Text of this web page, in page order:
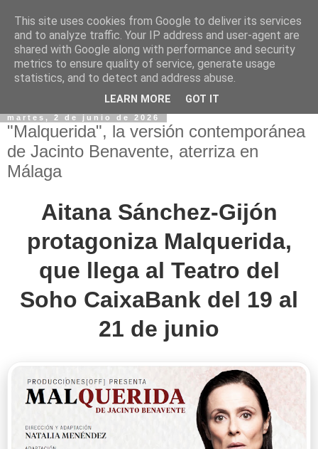
martes, 2 de junio de 2026
"Malquerida", la versión contemporánea
de Jacinto Benavente, aterriza en
Málaga
Aitana Sánchez-Gijón
protagoniza Malquerida,
que llega al Teatro del
Soho CaixaBank del 19 al
21 de junio
This site uses cookies from Google to deliver its services
and to analyze traffic. Your IP address and user-agent are
shared with Google along with performance and security
metrics to ensure quality of service, generate usage
statistics, and to detect and address abuse.
LEARN MORE GOT IT